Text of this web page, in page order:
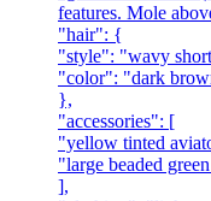
features. Mole
"hair": {
"style": "wavy
"color": "dark
},
"accessories": [
"yellow tinted
"large beaded
],